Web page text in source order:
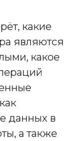
какие
являются
какое
данных в
а также